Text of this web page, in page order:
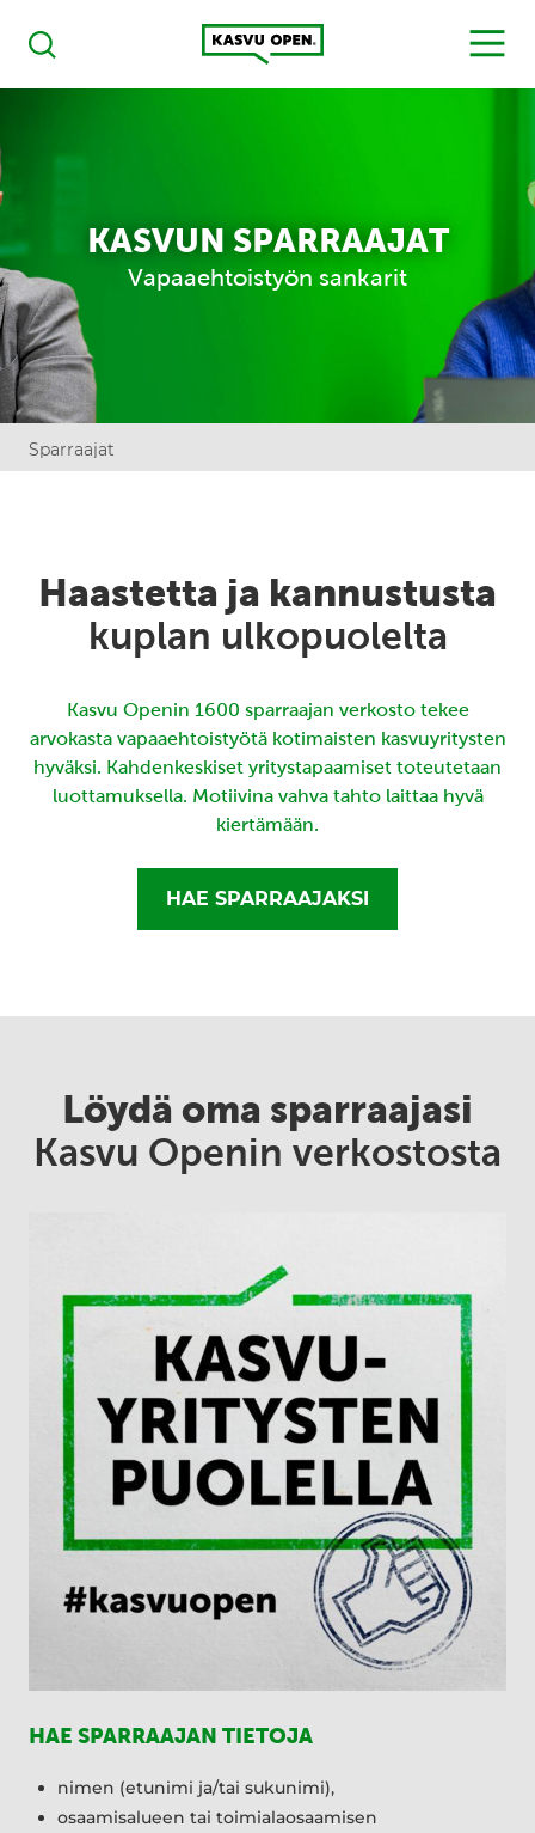
Haku
Kasvu Open
MENU
KASVUN SPARRAAJAT
Vapaaehtoistyön sankarit
Sparraajat
Haastetta ja kannustusta
kuplan ulkopuolelta
Kasvu Openin 1600 sparraajan verkosto tekee
arvokasta vapaaehtoistyötä kotimaisten kasvuyritysten
hyväksi. Kahdenkeskiset yritystapaamiset toteutetaan
luottamuksella. Motiivina vahva tahto laittaa hyvä
kiertämään.
HAE SPARRAAJAKSI
Löydä oma sparraajasi
Kasvu Openin verkostosta
HAE SPARRAAJAN TIETOJA
nimen (etunimi ja/tai sukunimi),
osaamisalueen tai toimialaosaamisen